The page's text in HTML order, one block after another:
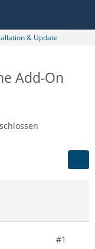
& Update
Add-On
#1